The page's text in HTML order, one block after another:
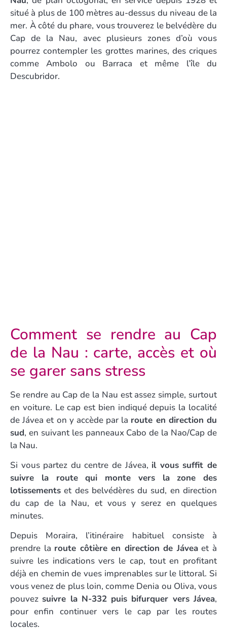
situé à plus de 100 mètres au-dessus du niveau de la
mer. À côté du phare, vous trouverez le belvédère du
Cap de la Nau, avec plusieurs zones d’où vous
pourrez contempler les grottes marines, des criques
comme Ambolo ou Barraca et même l’île du
Descubridor.
Comment se rendre au Cap
de la Nau : carte, accès et où
se garer sans stress
Se rendre au Cap de la Nau est assez simple, surtout
en voiture. Le cap est bien indiqué depuis la localité
de Jávea et on y accède par la route en direction du
sud, en suivant les panneaux Cabo de la Nao/Cap de
la Nau.
Si vous partez du centre de Jávea, il vous suffit de
suivre la route qui monte vers la zone des
lotissements et des belvédères du sud, en direction
du cap de la Nau, et vous y serez en quelques
minutes.
Depuis Moraira, l’itinéraire habituel consiste à
prendre la route côtière en direction de Jáveaet à
suivre les indications vers le cap, tout en profitant
déjà en chemin de vues imprenables sur le littoral. Si
vous venez de plus loin, comme Denia ou Oliva, vous
pouvezsuivre la N-332 puis bifurquer vers Jávea,
pour enfin continuer vers le cap par les routes
locales.